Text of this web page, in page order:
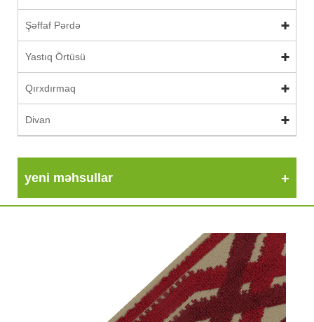
Şəffaf Pərdə
Yastıq Örtüsü
Qırxdırmaq
Divan
yeni məhsullar